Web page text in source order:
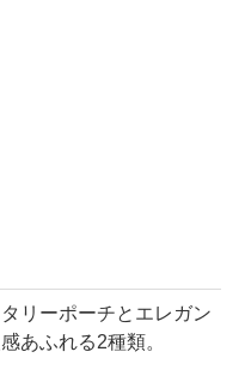
リーポーチとエレガン
あふれる2種類。